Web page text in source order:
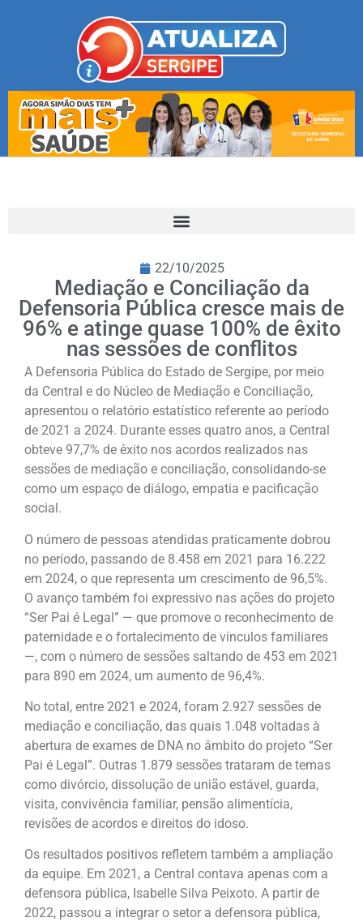
22/10/2025
Mediação e Conciliação da
Defensoria Pública cresce mais de
96% e atinge quase 100% de êxito
nas sessões de conflitos
A Defensoria Pública do Estado de Sergipe, por meio
da Central e do Núcleo de Mediação e Conciliação,
apresentou o relatório estatístico referente ao período
de 2021 a 2024. Durante esses quatro anos, a Central
obteve 97,7% de êxito nos acordos realizados nas
sessões de mediação e conciliação, consolidando-se
como um espaço de diálogo, empatia e pacificação
social.
O número de pessoas atendidas praticamente dobrou
no período, passando de 8.458 em 2021 para 16.222
em 2024, o que representa um crescimento de 96,5%.
O avanço também foi expressivo nas ações do projeto
“Ser Pai é Legal” — que promove o reconhecimento de
paternidade e o fortalecimento de vínculos familiares
—, com o número de sessões saltando de 453 em 2021
para 890 em 2024, um aumento de 96,4%.
No total, entre 2021 e 2024, foram 2.927 sessões de
mediação e conciliação, das quais 1.048 voltadas à
abertura de exames de DNA no âmbito do projeto “Ser
Pai é Legal”. Outras 1.879 sessões trataram de temas
como divórcio, dissolução de união estável, guarda,
visita, convivência familiar, pensão alimentícia,
revisões de acordos e direitos do idoso.
Os resultados positivos refletem também a ampliação
da equipe. Em 2021, a Central contava apenas com a
defensora pública, Isabelle Silva Peixoto. A partir de
2022, passou a integrar o setor a defensora pública,